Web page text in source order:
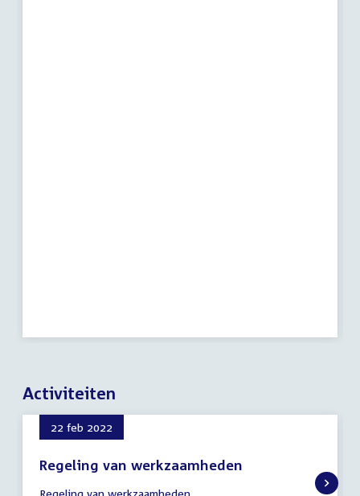
Activiteiten
22 feb 2022
Regeling van werkzaamheden
Regeling van werkzaamheden